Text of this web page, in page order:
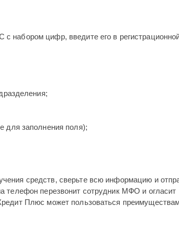
набором цифр, введите его в
для заполнения поля);
средств, сверьте всю информацию и
телефон перезвонит сотрудник МФО и огласит
Плюс может пользоваться